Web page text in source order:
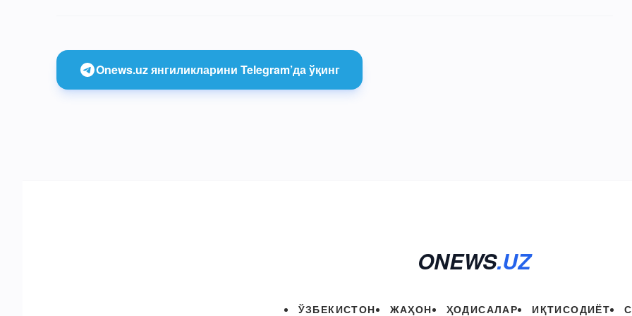
Onews.uz янгиликларини Telegram’да ўқинг
ONEWS.UZ
ЎЗБЕКИСТОН ЖАҲОН ҲОДИСАЛАР ИҚТИСОДИЁТ